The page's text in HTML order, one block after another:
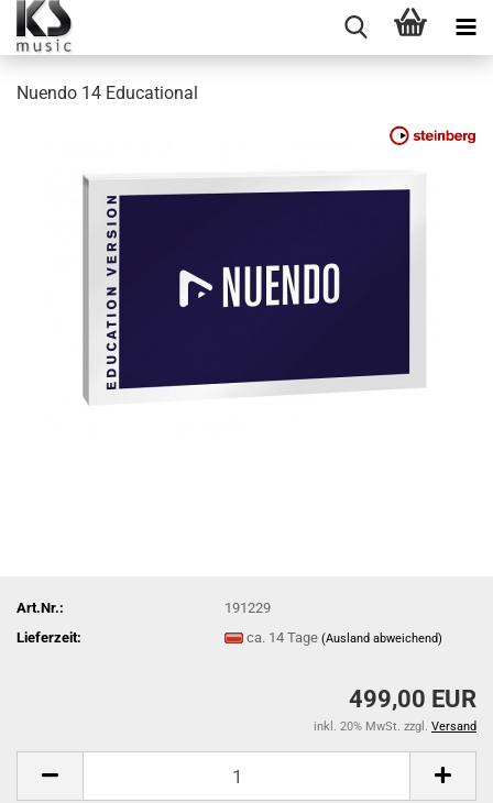
Nuendo 14 Educational
Art.Nr.:
191229
Lieferzeit:
ca. 14 Tage(Ausland abweichend)
499,00 EUR
inkl. 20% MwSt. zzgl. Versand